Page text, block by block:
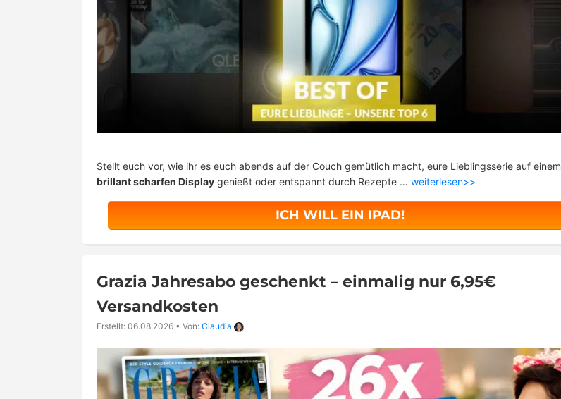
Stellt euch vor, wie ihr es euch abends auf der Couch gemütlich macht, eure Lieblingsserie auf einem
brillant scharfen Display genießt oder entspannt durch Rezepte … weiterlesen>>
ICH WILL EIN IPAD!
Grazia Jahresabo geschenkt – einmalig nur 6,95€
Versandkosten
Erstellt: 06.08.2026 • Von: Claudia